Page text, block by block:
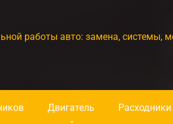
работы авто: замена, системы,
Двигатель Расходники